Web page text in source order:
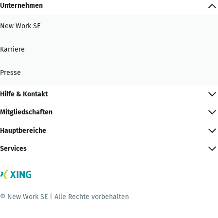
Unternehmen
New Work SE
Karriere
Presse
Hilfe & Kontakt
Mitgliedschaften
Hauptbereiche
Services
© New Work SE | Alle Rechte vorbehalten